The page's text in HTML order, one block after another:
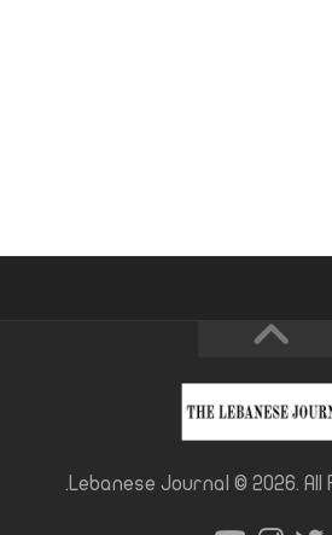
Lebanese Journal © 2026. All